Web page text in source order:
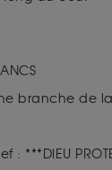
branche de
: ***DIEU